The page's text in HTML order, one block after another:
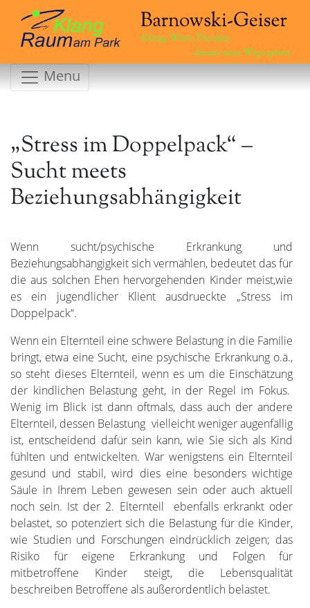
Klänge.Worte.Therapie
...kreativ neue Wege gehen
Menu
„Stress im Doppelpack“ –
Sucht meets
Beziehungsabhängigkeit
Wenn sucht/psychische Erkrankung und
Beziehungsabhängigkeit sich vermählen, bedeutet das für
die aus solchen Ehen hervorgehenden Kinder meist,wie
es ein jugendlicher Klient ausdrueckte „Stress im
Doppelpack“.
Wenn ein Elternteil eine schwere Belastung in die Familie
bringt, etwa eine Sucht, eine psychische Erkrankung o.ä.,
so steht dieses Elternteil, wenn es um die Einschätzung
der kindlichen Belastung geht, in der Regel im Fokus.
Wenig im Blick ist dann oftmals, dass auch der andere
Elternteil, dessen Belastung vielleicht weniger augenfällig
ist, entscheidend dafür sein kann, wie Sie sich als Kind
fühlten und entwickelten. War wenigstens ein Elternteil
gesund und stabil, wird dies eine besonders wichtige
Säule in Ihrem Leben gewesen sein oder auch aktuell
noch sein. Ist der 2. Elternteil ebenfalls erkrankt oder
belastet, so potenziert sich die Belastung für die Kinder,
wie Studien und Forschungen eindrücklich zeigen; das
Risiko für eigene Erkrankung und Folgen für
mitbetroffene Kinder steigt, die Lebensqualität
beschreiben Betroffene als außerordentlich belastet.